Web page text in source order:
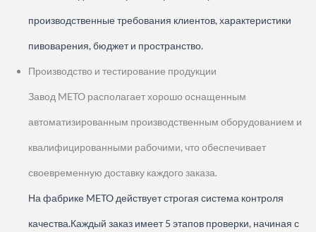
производственные требования клиентов, характеристики
пивоварения, бюджет и пространство.
Производство и тестирование продукции
Завод METO располагает хорошо оснащенным
автоматизированным производственным оборудованием и
квалифицированными рабочими, что обеспечивает
своевременную доставку каждого заказа.
На фабрике METO действует строгая система контроля
качества.Каждый заказ имеет 5 этапов проверки, начиная с